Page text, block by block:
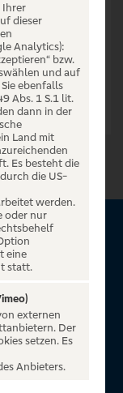
Auf
für
die
und die
Ihrer
dieser
Analytics):
bzw.
und auf
ebenfalls
Abs. 1 S.1 lit.
dann in der
Land mit
Es besteht die
die US-
werden.
oder nur
eine
statt.
externen
Der
setzen. Es
Anbieters.